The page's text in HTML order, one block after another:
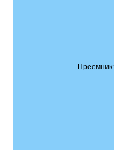
Преемник: